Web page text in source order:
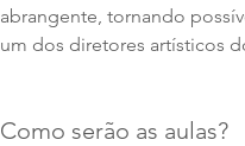
abrangente, tornando
um dos diretores artísticos
Como serão as aulas?